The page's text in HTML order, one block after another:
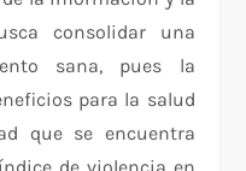
consolidar una
sana, pues la
para la salud
que se encuentra
de violencia en